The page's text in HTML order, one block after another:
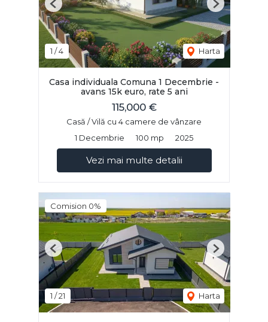
1 /4 Harta
Previous Next
Casa individuala Comuna 1 Decembrie -
avans 15k euro, rate 5 ani
115,000 €
Casă / Vilă cu 4 camere de vânzare
1 Decembrie
100 mp 2025
Vezi mai multe detalii
Comision 0%
1 /21 Harta
Previous Next